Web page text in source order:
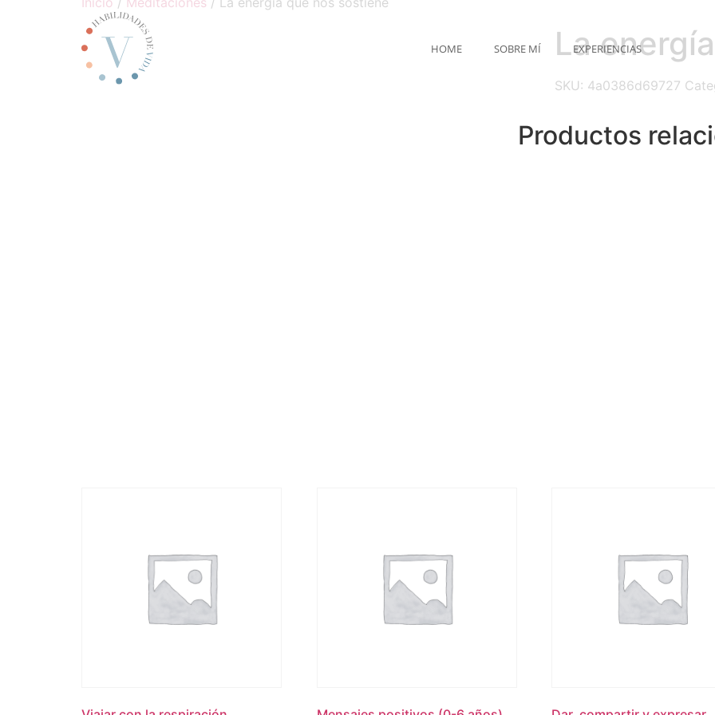
HOME SOBRE MÍ EXPERIENCIAS
La
SKU: 4a0386d69727
Productos